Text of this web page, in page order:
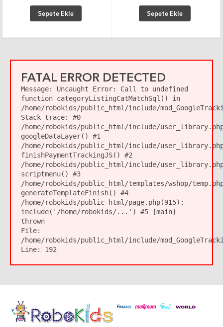
Sepete Ekle Sepete Ekle
FATAL ERROR DETECTED
Message:
Uncaught Error: Call to undefined
function categoryListingCatMatchSql() in
/home/robokids/public_html/include/
Stack trace: #0
/home/robokids/public_html/include/
googleDataLayer() #1
/home/robokids/public_html/include/
finishPaymentTrackingJS() #2
/home/robokids/public_html/include/
scriptmenu() #3
/home/robokids/public_html/templates/wshop/
generateTemplateFinish() #4
/home/robokids/public_html/page.php(915):
include('/home/robokids/...') #5 {main}
thrown
File:
/home/robokids/public_html/include/
Line:
192